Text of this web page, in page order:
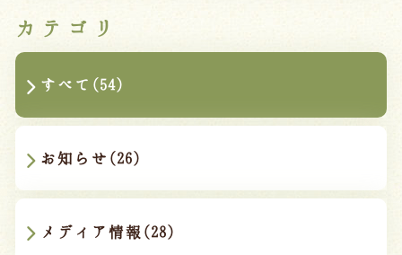
カテゴリ
すべて(54)
お知らせ(26)
メディア情報(28)